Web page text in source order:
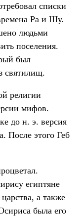
списки
Ра и Шу.
людьми
поселения.
был
святилищ.
религии
мифов.
до н. э. версия
После этого Геб
египтяне
а также
была его